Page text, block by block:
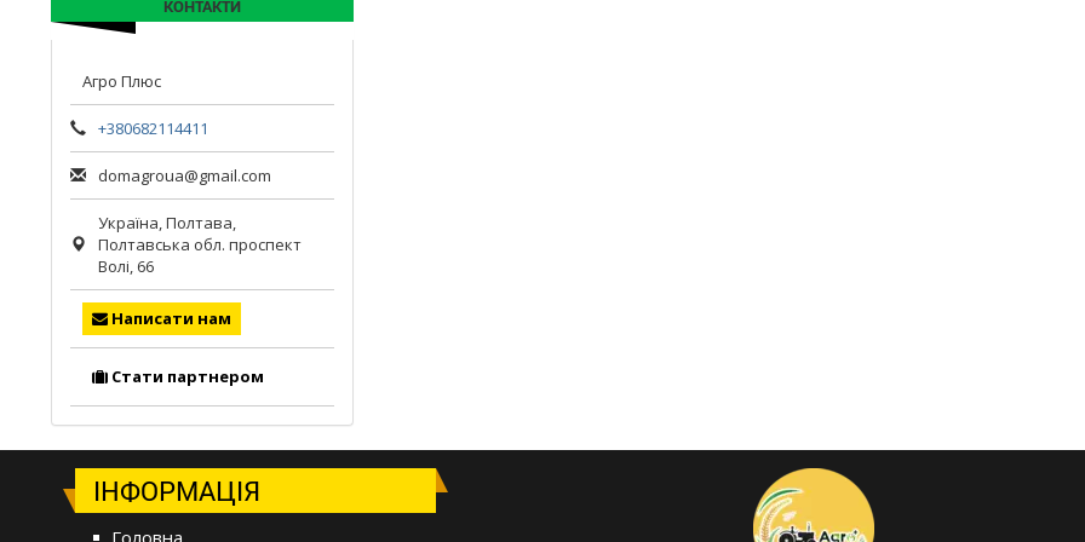
КОНТАКТИ
Агро Плюс
+380682114411
domagroua@gmail.com
Україна,Полтава,
Полтавська обл. проспект
Волі, 66
Написати нам
Стати партнером
ІНФОРМАЦІЯ
Головна